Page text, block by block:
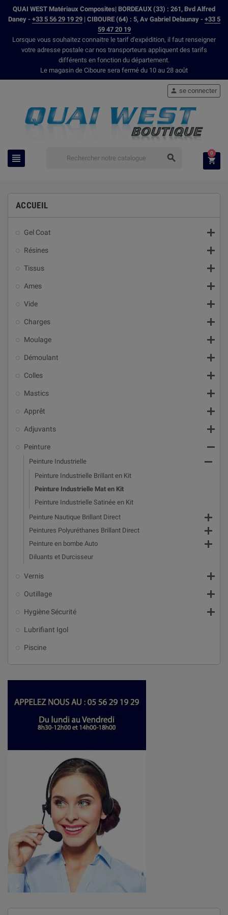
QUAI WEST Matériaux Composites| BORDEAUX (33) : 261, Bvd Alfred
Daney - +33 5 56 29 19 29| CIBOURE (64) : 5, Av Gabriel Delaunay - +33 5
59 47 20 19
Lorsque vous souhaitez connaitre le tarif d'expédition, il faut renseigner
votre adresse postale car nos transporteurs appliquent des tarifs
différents en fonction du département.
Le magasin de Ciboure sera fermé du 10 au 28 août
 
 se connecter

0
ACCUEIL
Gel Coat 
Résines 
Tissus 
Ames 
Vide 
Charges 
Moulage 
Démoulant 
Colles 
Mastics 
Apprêt 
Adjuvants 
Peinture 
Peinture Industrielle 
Peinture Industrielle Brillant en Kit
Peinture Industrielle Mat en Kit
Peinture Industrielle Satinée en Kit
Peinture Nautique Brillant Direct

Peintures Polyuréthanes Brillant Direct 
Peinture en bombe Auto 
Diluants et Durcisseur
Vernis 
Outillage 
Hygiène Sécurité 
Lubrifiant Igol
Piscine